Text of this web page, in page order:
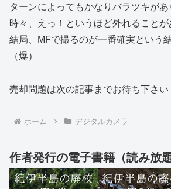
ターンによってもかなりバラツキがあ
時々、えっ！というほど外れることが
結局、MFで撮るのが一番確実という
（爆）
売却問題は次の記事までお待ち下さい
ホーム デジタルカメラ
作者発行の電子書籍（読み放題